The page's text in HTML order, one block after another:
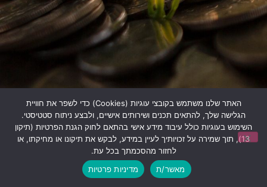
האתר שלנו משתמש בקובצי עוגיות (Cookies) כדי לשפר את חוויית
הגלישה שלך, להתאים תכנים ושירותים אישיים, ולבצע ניתוח סטטיסטי.
השימוש בעוגיות כולל עיבוד מידע אישי בהתאם לחוק הגנת הפרטיות (תיקון
13), תוך שמירה על זכויותיך לעיין במידע, לבקש את תיקונו או מחיקתו, או
לחזור מהסכמתך בכל עת.
מאשר/ת
מדיניות פרטיות